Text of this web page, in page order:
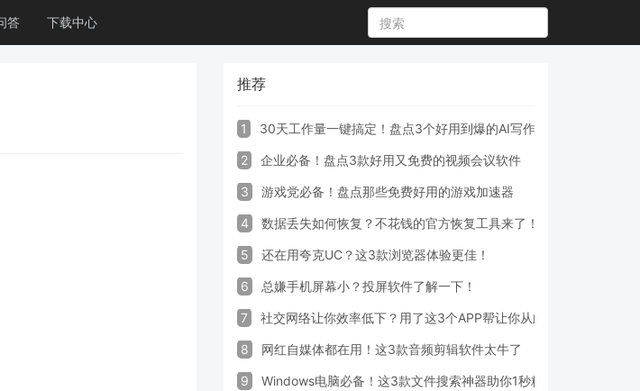
答 下载中心
推荐
1 30天工作量一键搞定！盘点3个好用到爆的AI写作生成器工具
2 企业必备！盘点3款好用又免费的视频会议软件
3 游戏党必备！盘点那些免费好用的游戏加速器
4 数据丢失如何恢复？不花钱的官方恢复工具来了！
5 还在用夸克UC？这3款浏览器体验更佳！
6 总嫌手机屏幕小？投屏软件了解一下！
7 社交网络让你效率低下？用了这3个APP帮让你从此戒掉手机！
8 网红自媒体都在用！这3款音频剪辑软件太牛了
9 Windows电脑必备！这3款文件搜索神器助你1秒精准定位文件